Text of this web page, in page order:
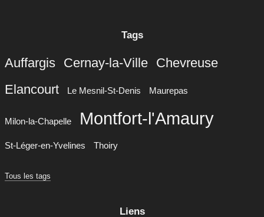
Tags
Auffargis Cernay-la-Ville
Chevreuse
Elancourt
Le Mesnil-St-Denis Maurepas
Milon-la-Chapelle Montfort-l'Amaury
St-Léger-en-Yvelines Thoiry
Tous les tags
Liens